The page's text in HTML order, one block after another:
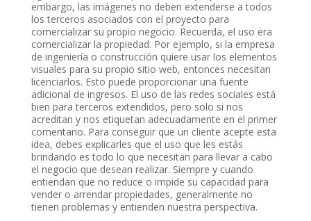
embargo, las imágenes no deben extenderse a todos
los terceros asociados con el proyecto para
comercializar su propio negocio. Recuerda, el uso era
comercializar la propiedad. Por ejemplo, si la empresa
de ingeniería o construcción quiere usar los elementos
visuales para su propio sitio web, entonces necesitan
licenciarlos. Esto puede proporcionar una fuente
adicional de ingresos. El uso de las redes sociales está
bien para terceros extendidos, pero solo si nos
acreditan y nos etiquetan adecuadamente en el primer
comentario. Para conseguir que un cliente acepte esta
idea, debes explicarles que el uso que les estás
brindando es todo lo que necesitan para llevar a cabo
el negocio que desean realizar. Siempre y cuando
entiendan que no reduce o impide su capacidad para
vender o arrendar propiedades, generalmente no
tienen problemas y entienden nuestra perspectiva.